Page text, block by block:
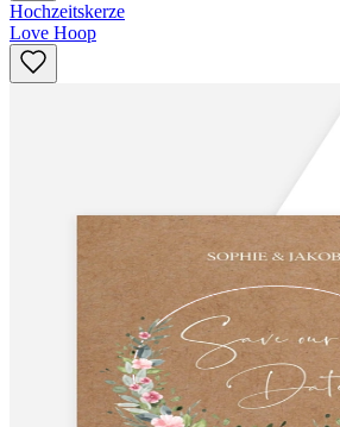
Hochzeitskerze
Love Hoop